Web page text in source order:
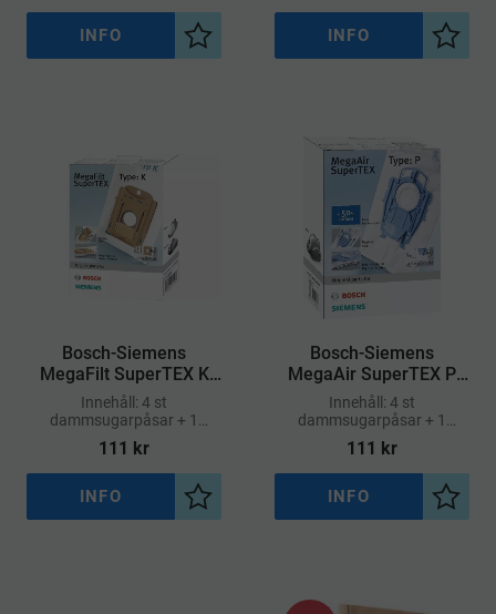
som sugkraften bibehålls
Lägg till i önskelista
INFO
Lägg
INFO
Bosch-Siemens
MegaFilt SuperTEX K
Dammsugarpåsar 4-
pack
Innehåll: 4 st
dammsugarpåsar + 1
mikrofilter
111 kr
Lägg till i önskelista
INFO
​Bosch-Siemens
MegaAir SuperTEX P
Dammsugarpåsar 4-
pack
Innehåll: 4 st
dammsugarpåsar + 1
mikrofilter
111 kr
Lägg
INFO